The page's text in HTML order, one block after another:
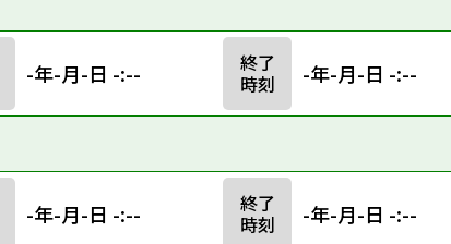
-年-月-日 -:--
終了
時刻
-年-月-日 -:--
-年-月-日 -:--
終了
時刻
-年-月-日 -:--